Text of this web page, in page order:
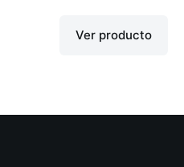
Ver producto